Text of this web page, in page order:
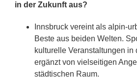
in der Zukunft aus?
Innsbruck vereint als alpin-
Beste aus beiden Welten.
kulturelle Veranstaltungen in
ergänzt von vielseitigen
städtischen Raum.